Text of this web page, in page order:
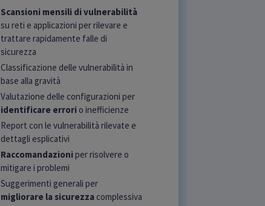
Scansioni mensili di vulnerabilità
su reti e applicazioni per rilevare e
trattare rapidamente falle di
sicurezza
Classificazione delle vulnerabilità in
base alla gravità
Valutazione delle configurazioni per
identificare errori o inefficienze
Report con le vulnerabilità rilevate e
dettagli esplicativi
Raccomandazioniper risolvere o
mitigare i problemi
Suggerimenti generali per
migliorare la sicurezza complessiva